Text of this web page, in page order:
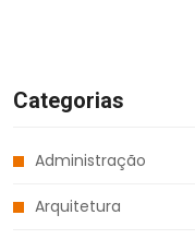
Categorias
Administração
Arquitetura